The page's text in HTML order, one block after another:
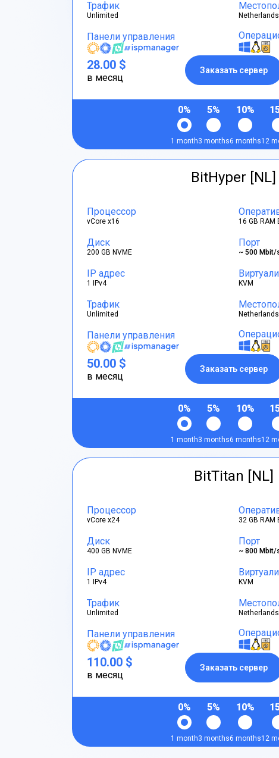
Трафик
Unlimited
Панели управления
28.00 $
в месяц
Заказать сервер
0%
1 month
5%
3 months
10%
6 months12
BitHyper [NL]
Процессор
vCore x16 16 GB RAM
Диск
200 GB NVME
Порт
~ 500 Mbit/
IP адрес
1 IPv4 KVM
Трафик
Unlimited
Панели управления
50.00 $
в месяц
Заказать сервер
0%
1 month
5%
3 months
10%
6 months12
BitTitan [NL]
Процессор
vCore x24 32 GB RAM
Диск
400 GB NVME
Порт
~ 800 Mbit/
IP адрес
1 IPv4 KVM
Трафик
Unlimited
Панели управления
110.00 $
в месяц
Заказать сервер
0%
1 month
5%
3 months
10%
6 months12